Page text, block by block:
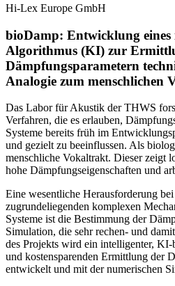
Hi-Lex Europe GmbH
bioDamp: Entwicklung eines
Algorithmus (KI) zur
Dämpfungsparametern
Analogie zum menschlichen
Das Labor für Akustik der THWS
Verfahren, die es erlauben,
Systeme bereits früh im
und gezielt zu beeinflussen. Als
menschliche Vokaltrakt. Dieser zeigt
hohe Dämpfungseigenschaften und
Eine wesentliche Herausforderung
zugrundeliegenden komplexen
Systeme ist die Bestimmung der
Simulation, die sehr rechen- und
des Projekts wird ein intelligenter,
und kostensparenden Ermittlung der
entwickelt und mit der numerischen